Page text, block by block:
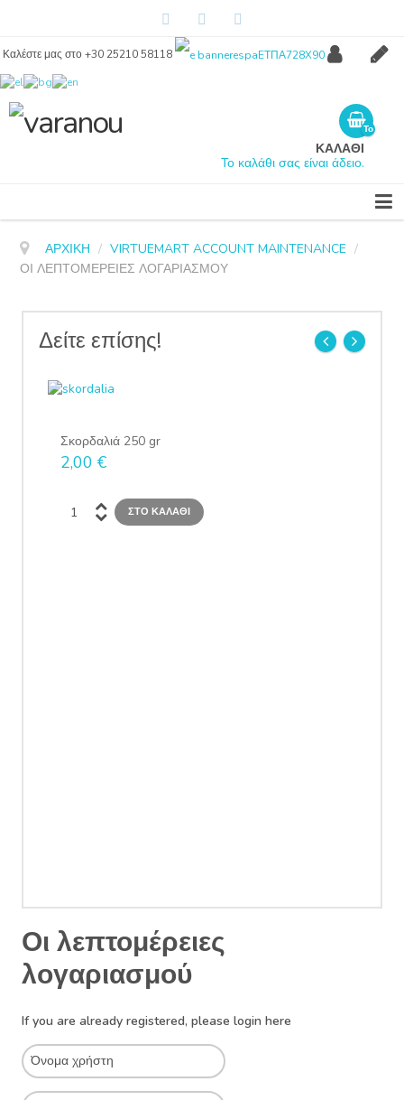
Καλέστε μας στο +30 25210 58118
Το
καλάθι
ΚΑΛΑΘΙ
Το καλάθι σας είναι άδειο.
ΑΡΧΙΚΉ / VIRTUEMART ACCOUNT MAINTENANCE /
ΟΙ ΛΕΠΤΟΜΈΡΕΙΕΣ ΛΟΓΑΡΙΑΣΜΟΎ
Δείτε επίσης!
Σκορδαλιά 250 gr
2,00 €
prev next
Οι λεπτομέρειες
λογαριασμού
If you are already registered, please login here